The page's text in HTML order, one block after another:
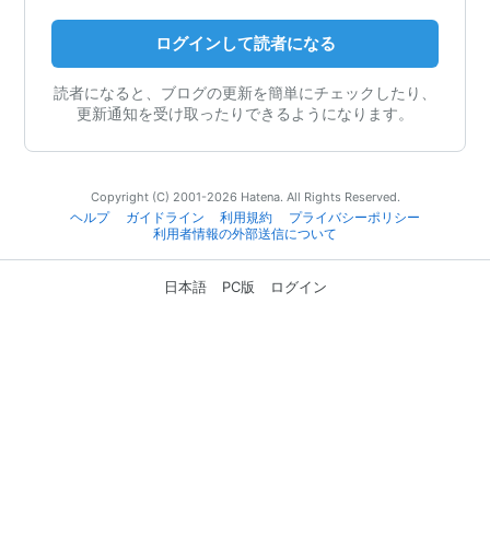
ログインして読者になる
読者になると、ブログの更新を簡単にチェックしたり、
更新通知を受け取ったりできるようになります。
Copyright (C) 2001-2026 Hatena. All Rights Reserved.
ヘルプ
ガイドライン 利用規約
プライバシーポリシー
利用者情報の外部送信について
日本語 PC版 ログイン